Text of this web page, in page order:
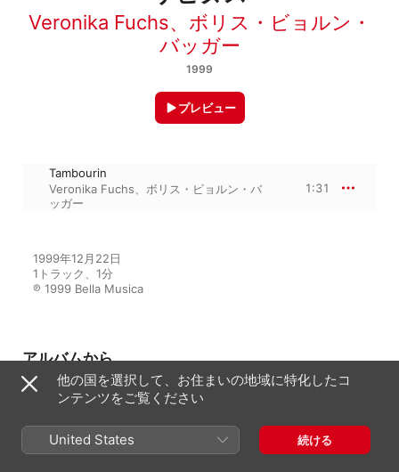
Veronika Fuchs、 ボリス・ビョルン・
バッガー
1999
プレビュー
Tambourin
Veronika Fuchs
ボリス・ビョルン・バ
ッガー
1:31
1999年12月22日
1トラック、1分
℗ 1999 Bella Musica
アルバムから
In-Between
Veronika Fuchs 、ボリス・ビョルン・
バッガー
他の国を選択して、お住まいの地域に特化したコ
ンテンツをご覧ください
United States 続ける